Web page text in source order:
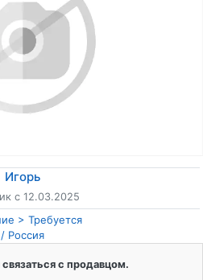
Игорь
с 12.03.2025
Требуется
Россия
/
с продавцом.